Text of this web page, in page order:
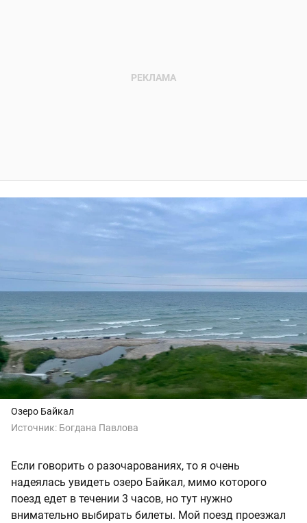
Озеро Байкал
Источник: Богдана Павлова
Если говорить о разочарованиях, то я очень
надеялась увидеть озеро Байкал, мимо которого
поезд едет в течении 3 часов, но тут нужно
внимательно выбирать билеты. Мой поезд проезжал